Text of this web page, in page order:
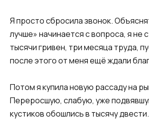
Я просто сбросила звонок.
лучше» начинается с вопроса, я не
тысячи гривен, три месяца труда,
после этого от меня ещё ждали
Потом я купила новую рассаду на
Переросшую, слабую, уже
кустиков обошлись в тысячу